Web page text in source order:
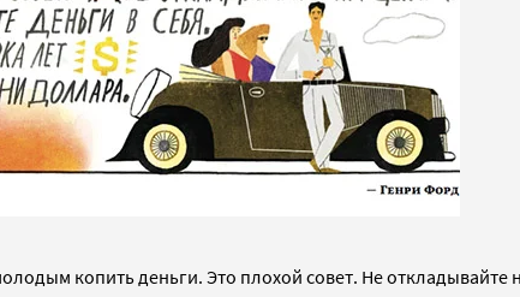
копить деньги. Это плохой совет. Не